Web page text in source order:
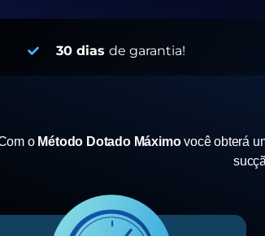
30 dias de garantia!
o Método Dotado Máximovocê obterá